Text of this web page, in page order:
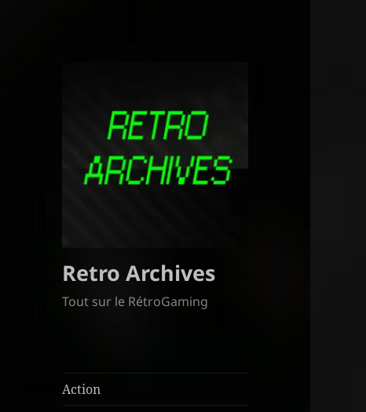
Retro Archives
Tout sur le RétroGaming
Action